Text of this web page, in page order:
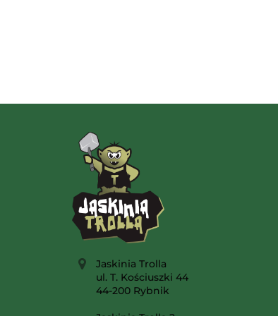
Jaskinia Trolla
ul. T. Kościuszki 44
44-200 Rybnik